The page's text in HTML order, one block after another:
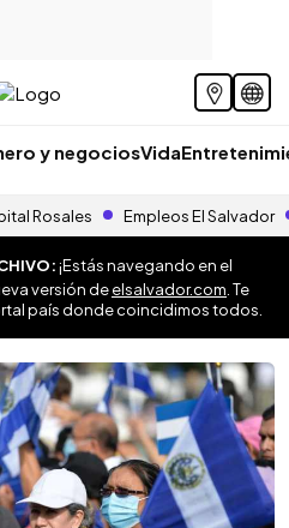
y negociosVida
Rosales Empleos El Salvador
¡Estás navegando en el
versión deelsalvador.com . Te
país donde coincidimos todos.